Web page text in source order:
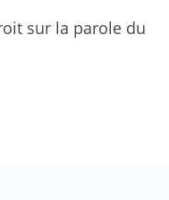
sur la parole du